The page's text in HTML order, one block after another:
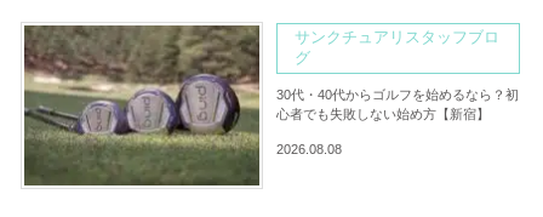
サンクチュアリスタッフブロ
グ
30代・40代からゴルフを始めるなら？初
心者でも失敗しない始め方【新宿】
2026.08.08